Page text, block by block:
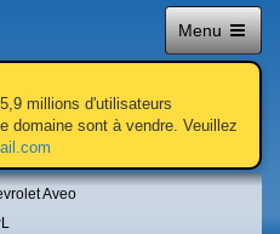
Menu
millions d'utilisateurs
domaine sont à vendre. Veuillez
Aveo